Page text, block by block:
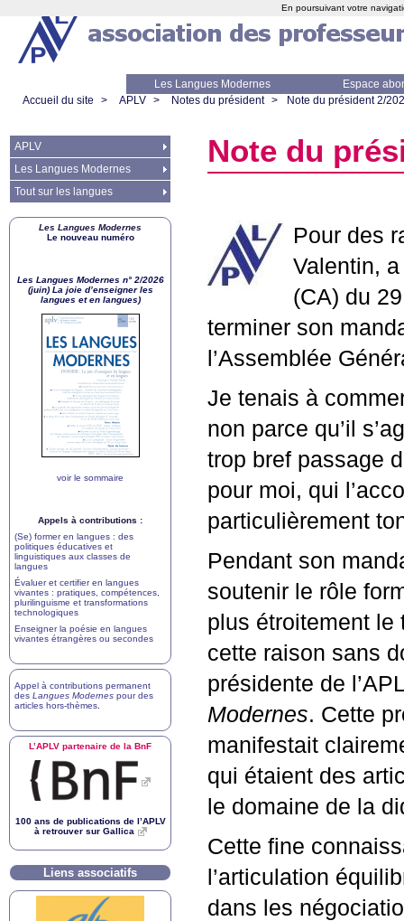
Les Langues Modernes
Espace
Accueil du site
> APLV > Notes du président > Note du président 2/
Note du
Pour des
Valentin,
(CA) du
terminer son
l’Assemblée
Je tenais à
non parce qu’il
trop bref passage
pour moi, qui
particulièrement
Pendant son
soutenir le rôle
plus étroitement le
cette raison sans
présidente de l’
Modernes. Cette
manifestait
qui étaient des
le domaine de la
Cette fine
l’articulation
dans les
APLV
Les Langues Modernes
Tout sur les langues
Les Langues Modernes
Le nouveau numéro
Les Langues Modernes n° 2/2026
(juin) La joie d’enseigner les
langues et en langues)
voir le sommaire
Appels à contributions :
(Se) former en langues : des
politiques éducatives et
linguistiques aux classes de
langues
Évaluer et certifier en langues
vivantes : pratiques, compétences,
plurilinguisme et transformations
technologiques
Enseigner la poésie en langues
vivantes étrangères ou secondes
Appel à contributions permanent
des Langues Modernes pour des
articles hors-thèmes
L’APLV partenaire de la BnF
100 ans de publications de l’APLV
à retrouver sur Gallica
Liens associatifs
En poursuivant votre